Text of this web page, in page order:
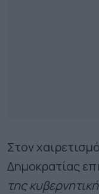
Στον
Δημοκρατίας
της